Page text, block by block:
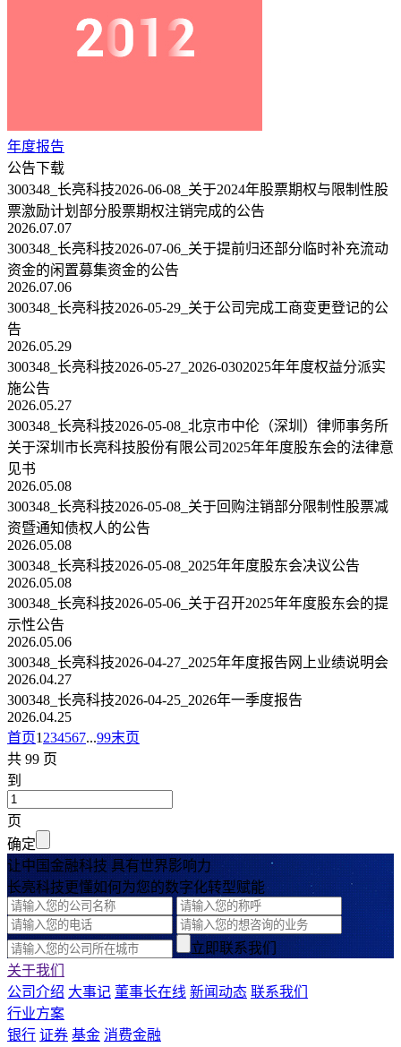
年度报告
公告下载
300348_长亮科技2026-06-08_关于2024年股票期权与限制性股
票激励计划部分股票期权注销完成的公告
2026.07.07
300348_长亮科技2026-07-06_关于提前归还部分临时补充流动
资金的闲置募集资金的公告
2026.07.06
300348_长亮科技2026-05-29_关于公司完成工商变更登记的公
告
2026.05.29
300348_长亮科技2026-05-27_2026-0302025年年度权益分派实
施公告
2026.05.27
300348_长亮科技2026-05-08_北京市中伦（深圳）律师事务所
关于深圳市长亮科技股份有限公司2025年年度股东会的法律意
见书
2026.05.08
300348_长亮科技2026-05-08_关于回购注销部分限制性股票减
资暨通知债权人的公告
2026.05.08
300348_长亮科技2026-05-08_2025年年度股东会决议公告
2026.05.08
300348_长亮科技2026-05-06_关于召开2025年年度股东会的提
示性公告
2026.05.06
300348_长亮科技2026-04-27_2025年年度报告网上业绩说明会
2026.04.27
300348_长亮科技2026-04-25_2026年一季度报告
2026.04.25
首页1 234567...99末页
共 99 页
到
页
确定
让中国金融科技 具有世界影响力
长亮科技更懂如何为您的数字化转型赋能
立即联系我们
关于我们
公司介绍 大事记 董事长在线 新闻动态 联系我们
行业方案
银行 证券 基金 消费金融